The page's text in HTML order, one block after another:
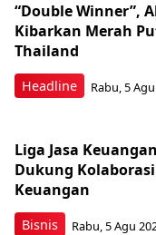
Headline
“Double Winner”,
Kibarkan Merah
Thailand
Rabu, 5
Bisnis
Liga Jasa
Dukung
Keuangan
Rabu, 5 Agu